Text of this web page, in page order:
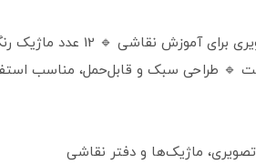
طراحی سبک و قابل‌حمل، مناسب
ماژیک‌ها و دفتر نقاشی